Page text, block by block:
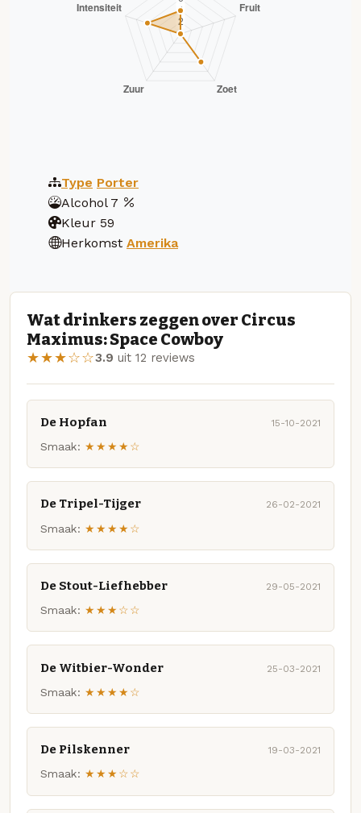
Type Porter
Alcohol 7
Kleur 59
Herkomst Amerika
Wat drinkers zeggen over Circus
Maximus: Space Cowboy
★★★☆☆3.9 uit 12 reviews
De Hopfan 15-10-2021
Smaak: ★★★★☆
De Tripel-Tijger 26-02-2021
Smaak: ★★★★☆
De Stout-Liefhebber 29-05-2021
Smaak: ★★★☆☆
De Witbier-Wonder 25-03-2021
Smaak: ★★★★☆
De Pilskenner 19-03-2021
Smaak: ★★★☆☆